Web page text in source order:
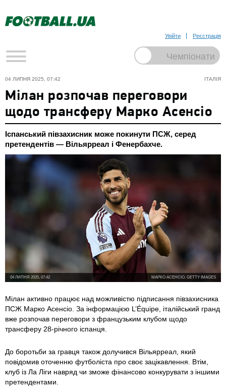
Увійти Реєстрація
ІТАЛІЯ
04 ЛИПНЯ 2025, 07:42
Мілан розпочав переговори
щодо трансферу Марко Асенсіо
Іспанський півзахисник може покинути ПСЖ, серед
претендентів — Вільярреал і Фенербахче.
МАРКО АСЕНСІО, GETTY IMAGES
04 ЛИПНЯ 2025, 07:42
Мілан активно працює над можливістю підписання півзахисника
ПСЖ Марко Асенсіо. За інформацією L’Équipe, італійський гранд
вже розпочав переговори з французьким клубом щодо
трансферу 28-річного іспанця.
До боротьби за гравця також долучився Вільярреал, який
повідомив оточенню футболіста про своє зацікавлення. Втім,
клуб із Ла Ліги навряд чи зможе фінансово конкурувати з іншими
претендентами.